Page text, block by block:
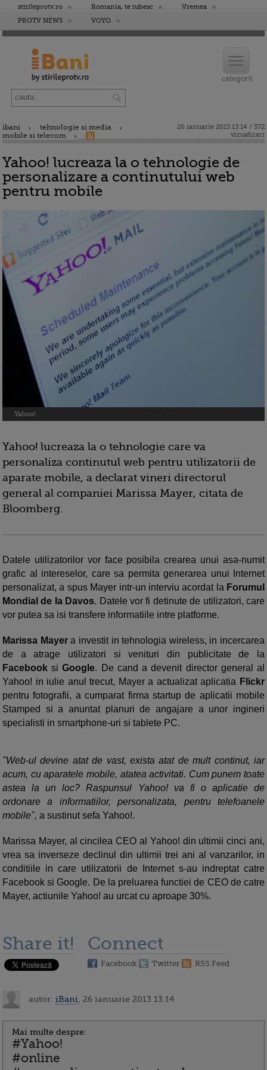
stirileprotv.ro Romania, te iubesc
Vremea
PROTV NEWS
VOYO
ibani
tehnologie si media
mobile si telecom
26 ianuarie 2013 13:14 / 372
vizualizari
Yahoo! lucreaza la o tehnologie de
personalizare a continutului web
pentru mobile
Yahoo!
Yahoo! lucreaza la o tehnologie care va
personaliza continutul web pentru utilizatorii de
aparate mobile, a declarat vineri directorul
general al companiei Marissa Mayer, citata de
Bloomberg.
Datele utilizatorilor vor face posibila crearea unui asa-numit
grafic al intereselor, care sa permita generarea unui Internet
personalizat, a spus Mayer intr-un interviu acordat la Forumul
Mondial de la Davos. Datele vor fi detinute de utilizatori, care
vor putea sa isi transfere informatiile intre platforme.
Marissa Mayera investit in tehnologia wireless, in incercarea
de a atrage utilizatori si venituri din publicitate de la
Facebook siGoogle. De cand a devenit director general al
Yahoo! in iulie anul trecut, Mayer a actualizat aplicatia Flickr
pentru fotografii, a cumparat firma startup de aplicatii mobile
Stamped si a anuntat planuri de angajare a unor ingineri
specialisti in smartphone-uri si tablete PC.
"Web-ul devine atat de vast, exista atat de mult continut, iar
acum, cu aparatele mobile, atatea activitati. Cum punem toate
astea la un loc? Raspunsul Yahoo! va fi o aplicatie de
ordonare a informatiilor, personalizata, pentru telefoanele
mobile", a sustinut sefa Yahoo!.
Marissa Mayer, al cincilea CEO al Yahoo! din ultimii cinci ani,
vrea sa inverseze declinul din ultimii trei ani al vanzarilor, in
conditiile in care utilizatorii de Internet s-au indreptat catre
Facebook si Google. De la preluarea functiei de CEO de catre
Mayer, actiunile Yahoo! au urcat cu aproape 30%.
Share it! Connect
Facebook Twitter RSS Feed
autor: iBani , 26 ianuarie 2013 13:14
Mai multe despre:
#Yahoo!
#online